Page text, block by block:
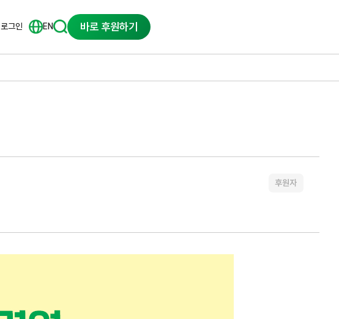
로그인 EN 바로 후원하기
후원자